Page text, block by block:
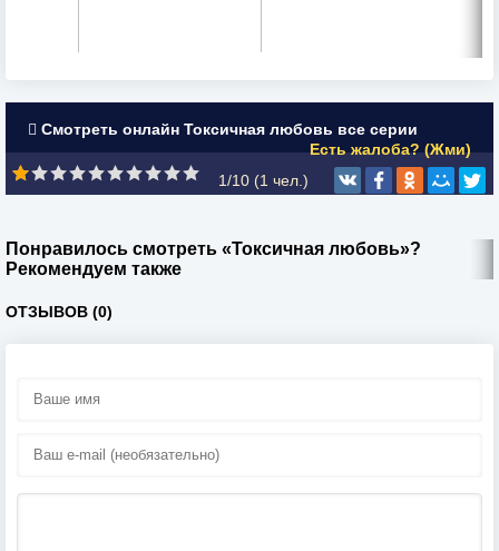
Смотреть онлайн Токсичная любовь все серии
Есть жалоба? (Жми)
1/10 (1 чел.)
Понравилось смотреть «Токсичная любовь»?
Рекомендуем также
ОТЗЫВОВ (0)